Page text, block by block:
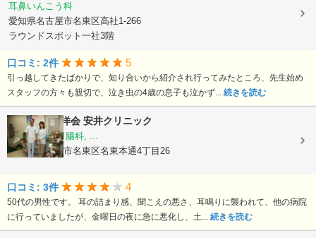
耳鼻いんこう科
愛知県名古屋市名東区高社1-266
ラウンドスポット一社3階
口コミ: 2件 5
引っ越してきたばかりで、知り合いから紹介され行ってみたところ、先生始め
スタッフの方々も親切で、泣き虫の4歳の息子も泣かず... 続きを読む
医療法人 貞洋会 安井クリニック
内科, 外科, 胃腸科, ...
愛知県名古屋市名東区名東本通4丁目26
口コミ: 3件 4
50代の男性です。 耳の詰まり感、聞こえの悪さ、耳鳴りに襲われて、他の病院
に行っていましたが、金曜日の夜に急に悪化し、土... 続きを読む